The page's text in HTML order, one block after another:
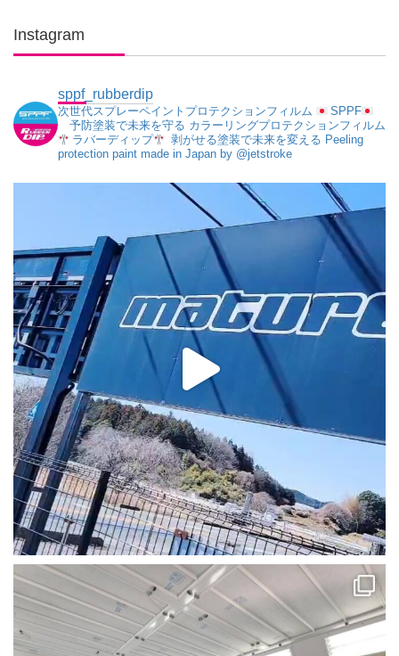
Instagram
sppf_rubberdip
次世代スプレーペイントプロテクションフィルム
SPPF
予防塗装で未来を守る カラーリングプロテクションフィルム
ラバーディップ
剥がせる塗装で未来を変える Peeling
protection paint made in Japan by @jetstroke